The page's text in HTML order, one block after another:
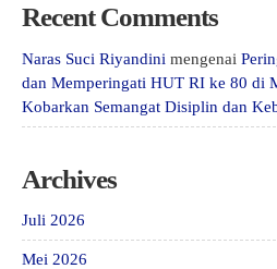
Recent Comments
Naras Suci Riyandini mengenai
dan Memperingati HUT RI ke 80 di
Kobarkan Semangat Disiplin dan
Archives
Juli 2026
Mei 2026